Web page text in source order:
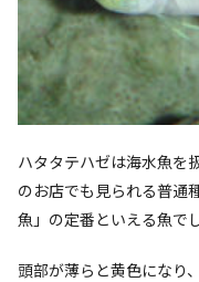
ハタタテハゼは海水魚を
のお店でも見られる普通
魚」の定番といえる魚でし
頭部が薄らと黄色になり